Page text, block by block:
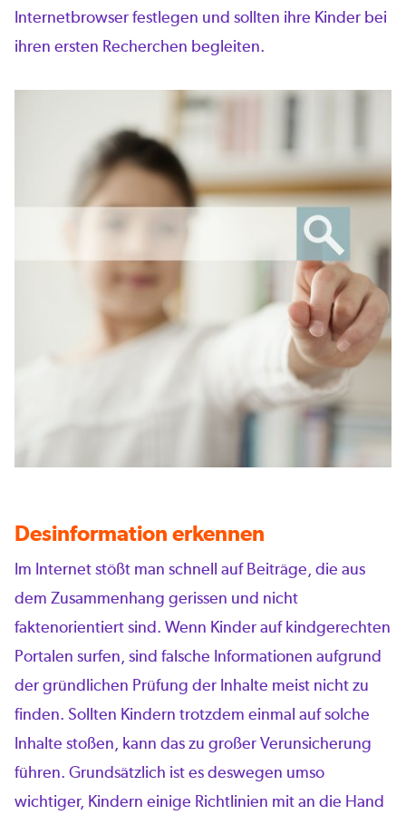
Internetbrowser festlegen und sollten ihre Kinder bei
ihren ersten Recherchen begleiten.
Desinformation erkennen
Im Internet stößt man schnell auf Beiträge, die aus
dem Zusammenhang gerissen und nicht
faktenorientiert sind. Wenn Kinder auf kindgerechten
Portalen surfen, sind falsche Informationen aufgrund
der gründlichen Prüfung der Inhalte meist nicht zu
finden. Sollten Kindern trotzdem einmal auf solche
Inhalte stoßen, kann das zu großer Verunsicherung
führen. Grundsätzlich ist es deswegen umso
wichtiger, Kindern einige Richtlinien mit an die Hand